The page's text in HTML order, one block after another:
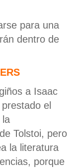
para una
dentro de
a Isaac
el
la
Tolstoi, pero
la literatura
porque